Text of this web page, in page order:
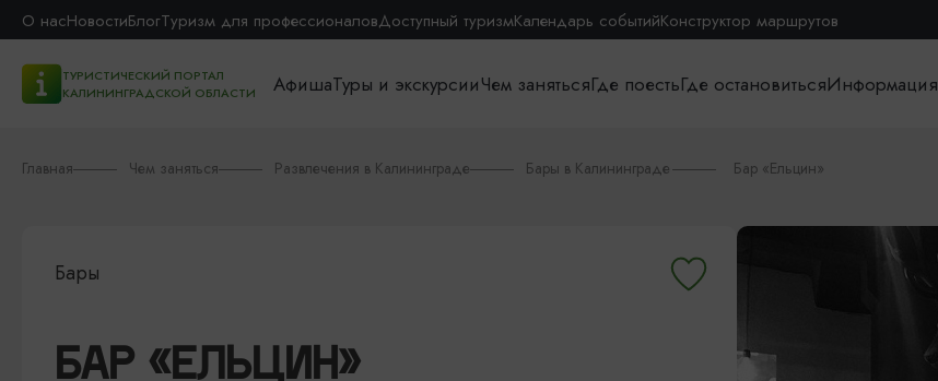
О насНовостиБлогТуризм для профессионаловДоступный туризмКалендарь событийКонструктор маршрутов
ТУРИСТИЧЕСКИЙ ПОРТАЛ
КАЛИНИНГРАДСКОЙ ОБЛАСТИ
АфишаТуры и экскурсииЧем занятьсяГде поестьГде остановитьсяИнформация
Главная Чем заняться Развлечения в Калининграде Бары в Калининграде Бар «Ельцин»
Бары
БАР «ЕЛЬЦИН»